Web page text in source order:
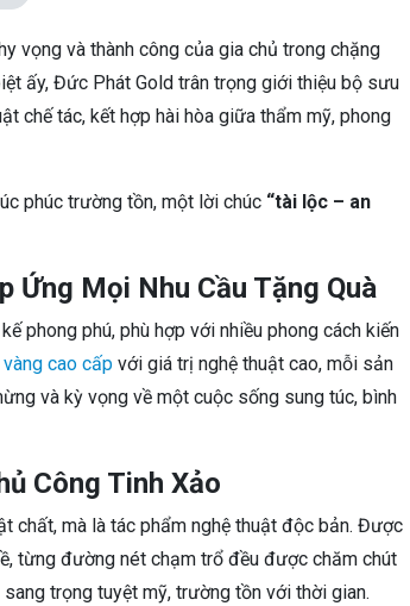
vọng và thành công của gia chủ trong chặng
ấy, Đức Phát Gold trân trọng giới thiệu bộ sưu
chế tác, kết hợp hài hòa giữa thẩm mỹ, phong
phúc trường tồn, một lời chúc “tài lộc – an
Ứng Mọi Nhu Cầu Tặng Quà
phong phú, phù hợp với nhiều phong cách kiến
cao cấp với giá trị nghệ thuật cao, mỗi sản
và kỳ vọng về một cuộc sống sung túc, bình
Công Tinh Xảo
chất, mà là tác phẩm nghệ thuật độc bản. Được
từng đường nét chạm trổ đều được chăm chút
trọng tuyệt mỹ, trường tồn với thời gian.